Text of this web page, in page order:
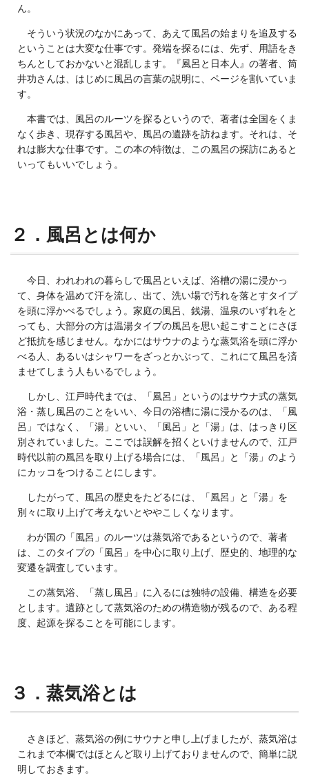
ん。
そういう状況のなかにあって、あえて風呂の始まりを追及する
ということは大変な仕事です。発端を探るには、先ず、用語をき
ちんとしておかないと混乱します。『風呂と日本人』の著者、筒
井功さんは、はじめに風呂の言葉の説明に、ページを割いていま
す。
本書では、風呂のルーツを探るというので、著者は全国をくま
なく歩き、現存する風呂や、風呂の遺跡を訪ねます。それは、そ
れは膨大な仕事です。この本の特徴は、この風呂の探訪にあると
いってもいいでしょう。
２．風呂とは何か
今日、われわれの暮らしで風呂といえば、浴槽の湯に浸かっ
て、身体を温めて汗を流し、出て、洗い場で汚れを落とすタイプ
を頭に浮かべるでしょう。家庭の風呂、銭湯、温泉のいずれをと
っても、大部分の方は温湯タイプの風呂を思い起こすことにさほ
ど抵抗を感じません。なかにはサウナのような蒸気浴を頭に浮か
べる人、あるいはシャワーをざっとかぶって、これにて風呂を済
ませてしまう人もいるでしょう。
しかし、江戸時代までは、「風呂」というのはサウナ式の蒸気
浴・蒸し風呂のことをいい、今日の浴槽に湯に浸かるのは、「風
呂」ではなく、「湯」といい、「風呂」と「湯」は、はっきり区
別されていました。ここでは誤解を招くといけませんので、江戸
時代以前の風呂を取り上げる場合には、「風呂」と「湯」のよう
にカッコをつけることにします。
したがって、風呂の歴史をたどるには、「風呂」と「湯」を
別々に取り上げて考えないとややこしくなります。
わが国の「風呂」のルーツは蒸気浴であるというので、著者
は、このタイプの「風呂」を中心に取り上げ、歴史的、地理的な
変遷を調査しています。
この蒸気浴、「蒸し風呂」に入るには独特の設備、構造を必要
とします。遺跡として蒸気浴のための構造物が残るので、ある程
度、起源を探ることを可能にします。
３．蒸気浴とは
さきほど、蒸気浴の例にサウナと申し上げましたが、蒸気浴は
これまで本欄ではほとんど取り上げておりませんので、簡単に説
明しておきます。